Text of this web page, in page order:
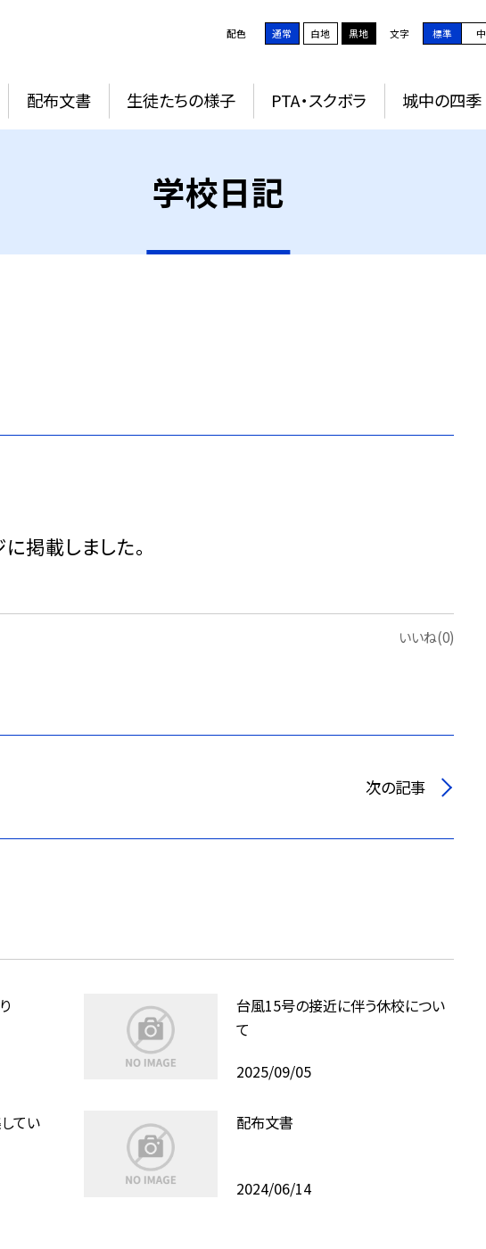
配色 通常 白地 黒地 文字 標準 中
配布文書 生徒たちの様子 PTA・スクボラ 城中の四季
学校日記
掲載しました。
いいね(0)
次の記事
台風15号の接近に伴う休校につい
て
2025/09/05
てい
配布文書
2024/06/14